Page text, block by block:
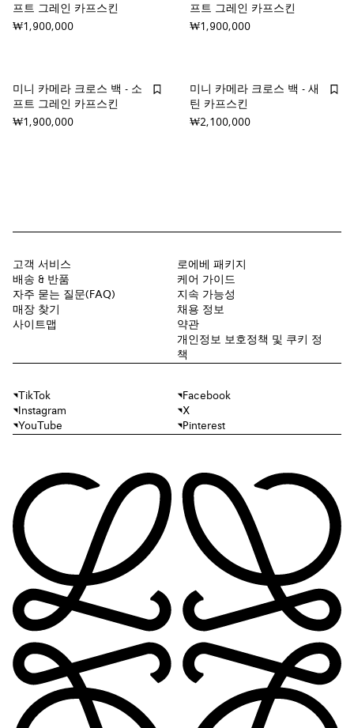
프트 그레인 카프스킨
₩1,900,000
프트 그레인 카프스킨
₩1,900,000
미니 카메라 크로스 백 - 소
프트 그레인 카프스킨
₩1,900,000
미니 카메라 크로스 백 - 새
틴 카프스킨
₩2,100,000
고객 서비스
배송 & 반품
자주 묻는 질문(FAQ)
매장 찾기
사이트맵
로에베 패키지
케어 가이드
지속 가능성
채용 정보
약관
개인정보 보호정책 및 쿠키 정
책
TikTok
Facebook
Instagram
X
YouTube
Pinterest